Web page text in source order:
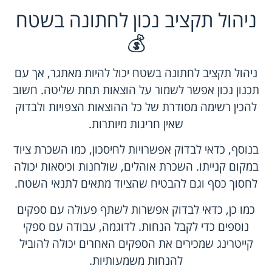
ניהול תקציב נכון לחתונה בשטח
💰
ניהול תקציב לחתונה בשטח יכול להיות מאתגר, אך עם
תכנון נכון אפשר לשמור על הוצאות תחת שליטה. חשוב
להכין רשימה מסודרת של כל ההוצאות הצפויות ולבדוק
שאין חריגות מיותרות.
בנוסף, כדאי לבדוק אפשרויות לחיסכון, כמו השכרת ציוד
במקום קנייתו. השכרת אוהלים, שולחנות וכיסאות יכולה
לחסוך כסף וגם להבטיח שהציוד מתאים לתנאי השטח.
כמו כן, כדאי לבדוק אפשרות לשתף פעולה עם ספקים
נוספים כדי לקבל הנחות. לדוגמה, עבודה עם ספקי
קייטרינג שמכירים את הספקים האחרים יכולה להוביל
להנחות משמעותיות.